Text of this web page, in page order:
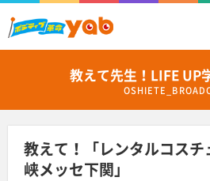
教えて先生！LIFE UP
教えて！「レンタルコス
峡メッセ下関」